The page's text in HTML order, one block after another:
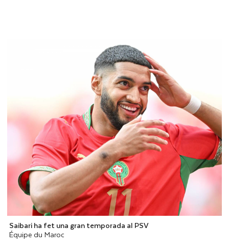
Saibari ha fet una gran temporada al PSV
Équipe du Maroc